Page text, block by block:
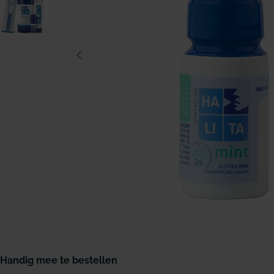
Open media 0 in modaal venster
Handig mee te bestellen